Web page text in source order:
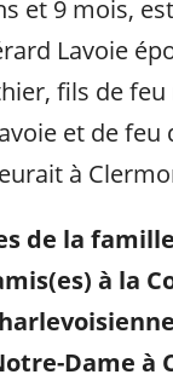
et 9 mois,
Lavoie
fils de
et de feu
à
de la
à la
Dame à